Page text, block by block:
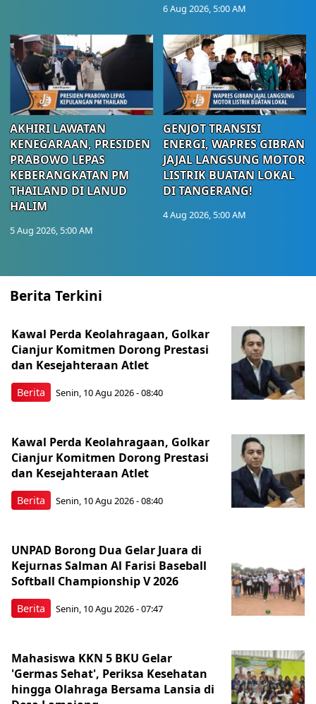
6 Aug 2026, 5:00 AM
AKHIRI LAWATAN
KENEGARAAN, PRESIDEN
PRABOWO LEPAS
KEBERANGKATAN PM
THAILAND DI LANUD
HALIM
5 Aug 2026, 5:00 AM
GENJOT TRANSISI
ENERGI, WAPRES GIBRAN
JAJAL LANGSUNG MOTOR
LISTRIK BUATAN LOKAL
DI TANGERANG!
4 Aug 2026, 5:00 AM
Berita Terkini
Berita
Kawal Perda Keolahragaan, Golkar
Cianjur Komitmen Dorong Prestasi
dan Kesejahteraan Atlet
Senin, 10 Agu 2026 - 08:40
Berita
Kawal Perda Keolahragaan, Golkar
Cianjur Komitmen Dorong Prestasi
dan Kesejahteraan Atlet
Senin, 10 Agu 2026 - 08:40
Berita
UNPAD Borong Dua Gelar Juara di
Kejurnas Salman Al Farisi Baseball
Softball Championship V 2026
Senin, 10 Agu 2026 - 07:47
Mahasiswa KKN 5 BKU Gelar
'Germas Sehat', Periksa Kesehatan
hingga Olahraga Bersama Lansia di